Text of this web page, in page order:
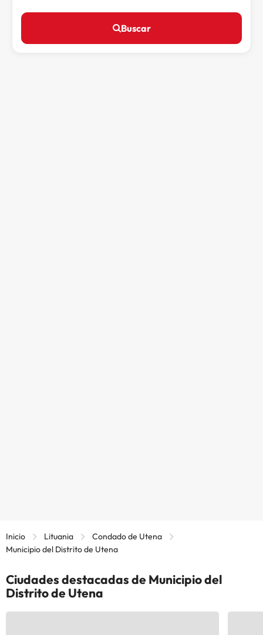
Buscar
Inicio Lituania
Condado de Utena
Municipio del Distrito de Utena
Ciudades destacadas de Municipio del
Distrito de Utena